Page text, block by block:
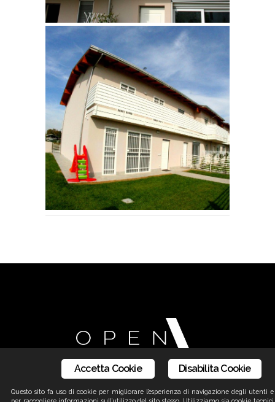
Disabilita Cookie
Accetta Cookie
Questo sito fa uso di cookie per migliorare l’esperienza di navigazione degli utenti e